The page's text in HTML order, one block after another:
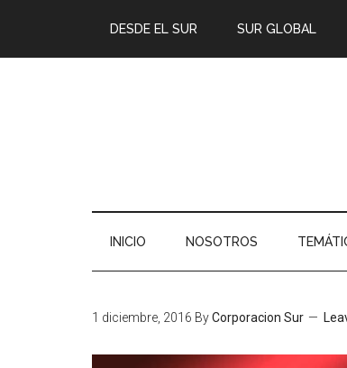
DESDE EL SUR SUR GLOBAL
INICIO NOSOTROS
1 diciembre, 2016 ByCorporacion Sur